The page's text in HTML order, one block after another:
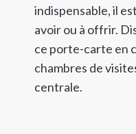
indispensable, il
avoir ou à offrir.
ce porte-carte en
chambres de
centrale.